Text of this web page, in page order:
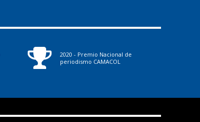
2020 - Premio Nacional de
periodismo CAMACOL